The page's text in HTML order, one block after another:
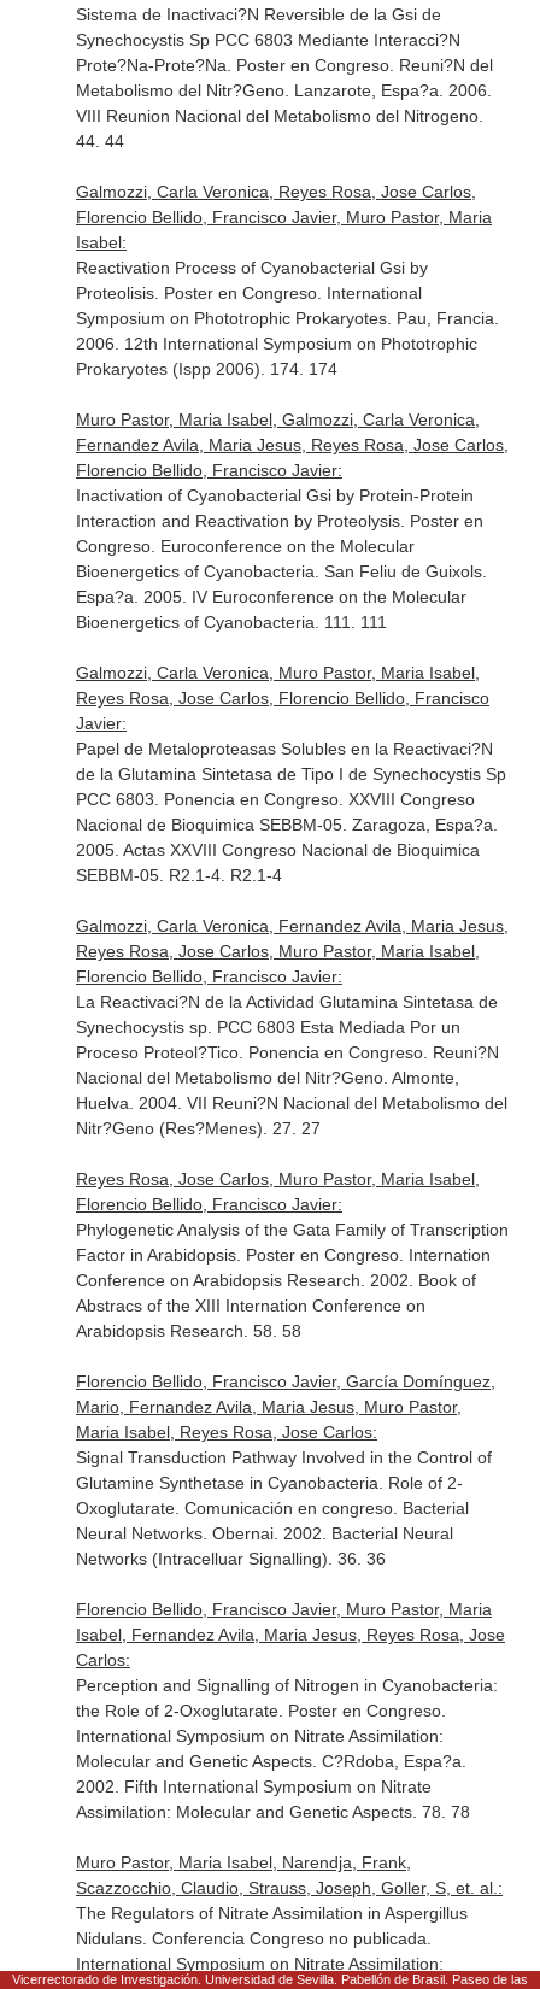
Sistema de Inactivaci?N Reversible de la Gsi de
Synechocystis Sp PCC 6803 Mediante Interacci?N
Prote?Na-Prote?Na. Poster en Congreso. Reuni?N del
Metabolismo del Nitr?Geno. Lanzarote, Espa?a. 2006.
VIII Reunion Nacional del Metabolismo del Nitrogeno.
44. 44
Galmozzi, Carla Veronica, Reyes Rosa, Jose Carlos,
Florencio Bellido, Francisco Javier, Muro Pastor, Maria
Isabel:
Reactivation Process of Cyanobacterial Gsi by
Proteolisis. Poster en Congreso. International
Symposium on Phototrophic Prokaryotes. Pau, Francia.
2006. 12th International Symposium on Phototrophic
Prokaryotes (Ispp 2006). 174. 174
Muro Pastor, Maria Isabel, Galmozzi, Carla Veronica,
Fernandez Avila, Maria Jesus, Reyes Rosa, Jose Carlos,
Florencio Bellido, Francisco Javier:
Inactivation of Cyanobacterial Gsi by Protein-Protein
Interaction and Reactivation by Proteolysis. Poster en
Congreso. Euroconference on the Molecular
Bioenergetics of Cyanobacteria. San Feliu de Guixols.
Espa?a. 2005. IV Euroconference on the Molecular
Bioenergetics of Cyanobacteria. 111. 111
Galmozzi, Carla Veronica, Muro Pastor, Maria Isabel,
Reyes Rosa, Jose Carlos, Florencio Bellido, Francisco
Javier:
Papel de Metaloproteasas Solubles en la Reactivaci?N
de la Glutamina Sintetasa de Tipo I de Synechocystis Sp
PCC 6803. Ponencia en Congreso. XXVIII Congreso
Nacional de Bioquimica SEBBM-05. Zaragoza, Espa?a.
2005. Actas XXVIII Congreso Nacional de Bioquimica
SEBBM-05. R2.1-4. R2.1-4
Galmozzi, Carla Veronica, Fernandez Avila, Maria Jesus,
Reyes Rosa, Jose Carlos, Muro Pastor, Maria Isabel,
Florencio Bellido, Francisco Javier:
La Reactivaci?N de la Actividad Glutamina Sintetasa de
Synechocystis sp. PCC 6803 Esta Mediada Por un
Proceso Proteol?Tico. Ponencia en Congreso. Reuni?N
Nacional del Metabolismo del Nitr?Geno. Almonte,
Huelva. 2004. VII Reuni?N Nacional del Metabolismo del
Nitr?Geno (Res?Menes). 27. 27
Reyes Rosa, Jose Carlos, Muro Pastor, Maria Isabel,
Florencio Bellido, Francisco Javier:
Phylogenetic Analysis of the Gata Family of Transcription
Factor in Arabidopsis. Poster en Congreso. Internation
Conference on Arabidopsis Research. 2002. Book of
Abstracs of the XIII Internation Conference on
Arabidopsis Research. 58. 58
Florencio Bellido, Francisco Javier, García Domínguez,
Mario, Fernandez Avila, Maria Jesus, Muro Pastor,
Maria Isabel, Reyes Rosa, Jose Carlos:
Signal Transduction Pathway Involved in the Control of
Glutamine Synthetase in Cyanobacteria. Role of 2-
Oxoglutarate. Comunicación en congreso. Bacterial
Neural Networks. Obernai. 2002. Bacterial Neural
Networks (Intracelluar Signalling). 36. 36
Florencio Bellido, Francisco Javier, Muro Pastor, Maria
Isabel, Fernandez Avila, Maria Jesus, Reyes Rosa, Jose
Carlos:
Perception and Signalling of Nitrogen in Cyanobacteria:
the Role of 2-Oxoglutarate. Poster en Congreso.
International Symposium on Nitrate Assimilation:
Molecular and Genetic Aspects. C?Rdoba, Espa?a.
2002. Fifth International Symposium on Nitrate
Assimilation: Molecular and Genetic Aspects. 78. 78
Muro Pastor, Maria Isabel, Narendja, Frank,
Scazzocchio, Claudio, Strauss, Joseph, Goller, S, et. al.:
The Regulators of Nitrate Assimilation in Aspergillus
Nidulans. Conferencia Congreso no publicada.
International Symposium on Nitrate Assimilation:
Vicerrectorado de Investigación. Universidad de Sevilla. Pabellón de Brasil. Paseo de las